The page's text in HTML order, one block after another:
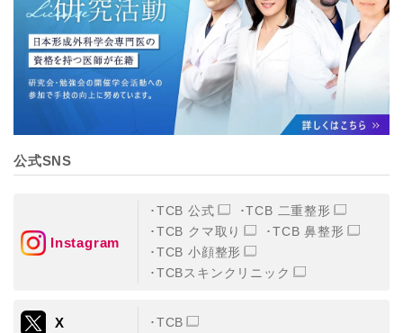
公式SNS
Instagram
TCB 公式
TCB 二重整形
TCB クマ取り
TCB 鼻整形
TCB 小顔整形
TCBスキンクリニック
X TCB